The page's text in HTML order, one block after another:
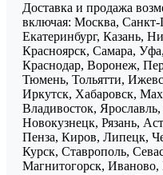
Доставка и продажа
включая: Москва, Санкт-
Екатеринбург, Казань,
Красноярск, Самара,
Краснодар, Воронеж,
Тюмень, Тольятти,
Иркутск, Хабаровск,
Владивосток,
Новокузнецк, Рязань,
Пенза, Киров, Липецк,
Курск, Ставрополь,
Магнитогорск, Иваново,